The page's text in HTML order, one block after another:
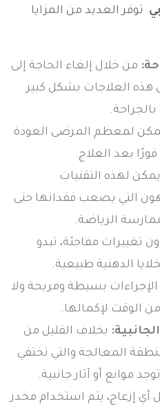
توفر العديد من المزايا
من خلال إلغاء الحاجة إلى
هذه العلاجات بشكل كبير
لمعظم المرضى العودة
بعد العلاج.
يمكن لهذه التقنيات
التي يصعب فقدانها حتى
الرياضة.
تغييرات مفاجئة، تبدو
الدهنية طبيعية.
الإجراءات بسيطة ومريحة ولا
الوقت لإكمالها.
بخلاف القليل من
المعالجة والتي تختفي
موانع أو آثار جانبية.
أي إزعاج، يتم استخدام مخدر